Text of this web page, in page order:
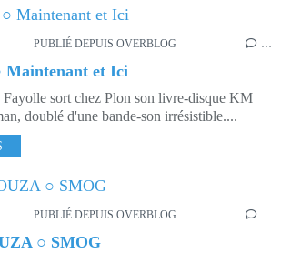
PUBLIÉ DEPUIS OVERBLOG …
Maintenant et Ici
sort chez Plon son livre-disque KM
doublé d'une bande-son irrésistible....
PUBLIÉ DEPUIS OVERBLOG …
○ SMOG